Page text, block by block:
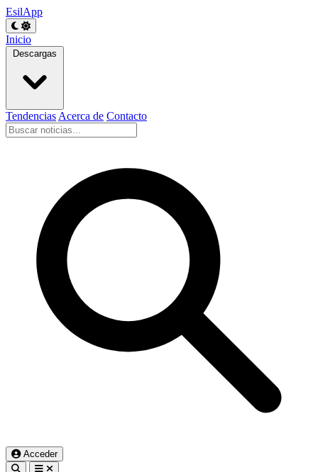
EsilApp
Inicio
Descargas
Tendencias Acerca de Contacto
Acceder